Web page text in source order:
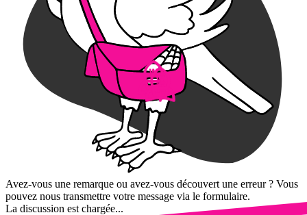
Avez-vous une remarque ou avez-vous découvert une erreur ? Vous
pouvez nous transmettre votre message via le formulaire.
La discussion est chargée...